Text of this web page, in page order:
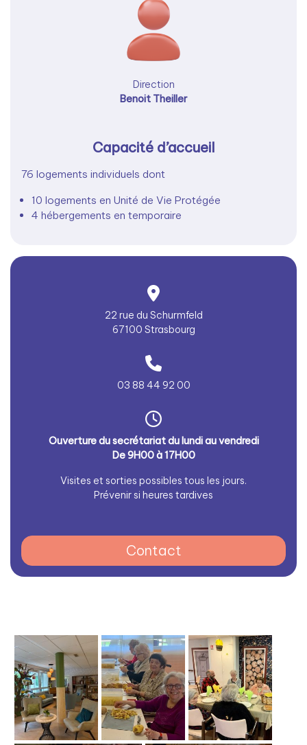
Direction
Benoit Theiller
Capacité d’accueil
76 logements individuels dont
10 logements en Unité de Vie Protégée
4 hébergements en temporaire
22 rue du Schurmfeld
67100 Strasbourg
03 88 44 92 00
Ouverture du secrétariat du lundi au vendredi
De 9H00 à 17H00
Visites et sorties possibles tous les jours.
Prévenir si heures tardives
Contact